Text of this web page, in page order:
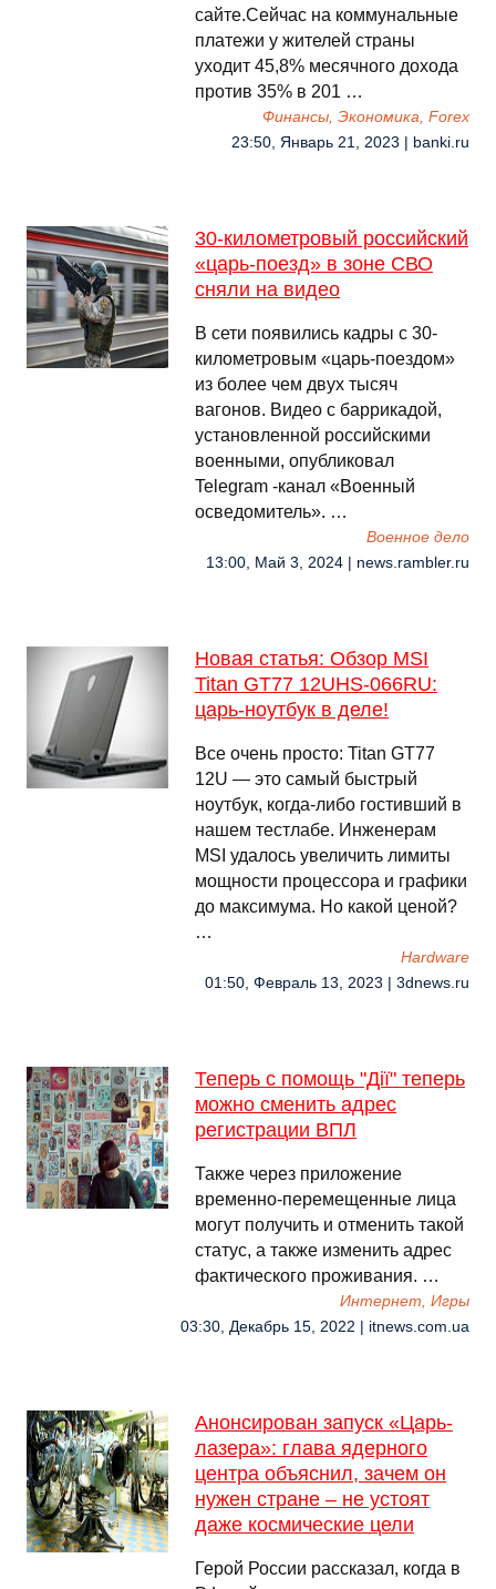
сайте.Сейчас на коммунальные
платежи у жителей страны
уходит 45,8% месячного дохода
против 35% в 201 …
Финансы, Экономика, Forex
23:50, Январь 21, 2023 | banki.ru
30-километровый российский
«царь-поезд» в зоне СВО
сняли на видео
В сети появились кадры с 30-
километровым «царь-поездом»
из более чем двух тысяч
вагонов. Видео с баррикадой,
установленной российскими
военными, опубликовал
Telegram -канал «Военный
осведомитель». …
Военное дело
13:00, Май 3, 2024 | news.rambler.ru
Новая статья: Обзор MSI
Titan GT77 12UHS-066RU:
царь-ноутбук в деле!
Все очень просто: Titan GT77
12U — это самый быстрый
ноутбук, когда-либо гостивший в
нашем тестлабе. Инженерам
MSI удалось увеличить лимиты
мощности процессора и графики
до максимума. Но какой ценой?
…
Hardware
01:50, Февраль 13, 2023 | 3dnews.ru
Теперь с помощь "Дії" теперь
можно сменить адрес
регистрации ВПЛ
Также через приложение
временно-перемещенные лица
могут получить и отменить такой
статус, а также изменить адрес
фактического проживания. …
Интернет, Игры
03:30, Декабрь 15, 2022 | itnews.com.ua
Анонсирован запуск «Царь-
лазера»: глава ядерного
центра объяснил, зачем он
нужен стране – не устоят
даже космические цели
Герой России рассказал, когда в